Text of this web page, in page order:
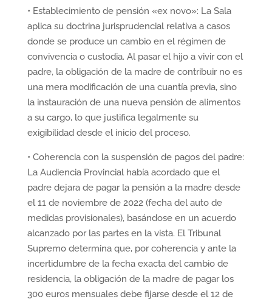
• Establecimiento de pensión «ex novo»: La Sala
aplica su doctrina jurisprudencial relativa a casos
donde se produce un cambio en el régimen de
convivencia o custodia. Al pasar el hijo a vivir con el
padre, la obligación de la madre de contribuir no es
una mera modificación de una cuantía previa, sino
la instauración de una nueva pensión de alimentos
a su cargo, lo que justifica legalmente su
exigibilidad desde el inicio del proceso.
• Coherencia con la suspensión de pagos del padre:
La Audiencia Provincial había acordado que el
padre dejara de pagar la pensión a la madre desde
el 11 de noviembre de 2022 (fecha del auto de
medidas provisionales), basándose en un acuerdo
alcanzado por las partes en la vista. El Tribunal
Supremo determina que, por coherencia y ante la
incertidumbre de la fecha exacta del cambio de
residencia, la obligación de la madre de pagar los
300 euros mensuales debe fijarse desde el 12 de